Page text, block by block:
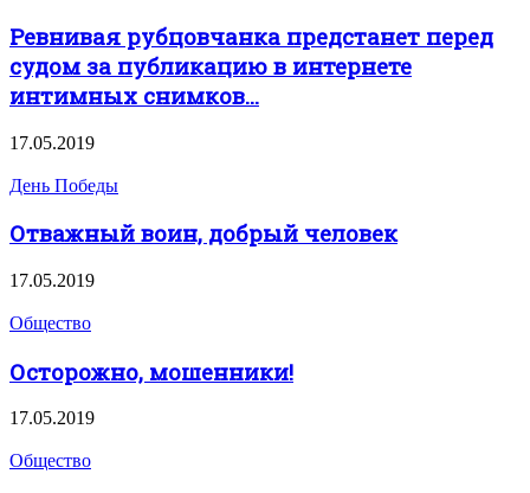
Ревнивая рубцовчанка предстанет перед
судом за публикацию в интернете
интимных снимков...
17.05.2019
День Победы
Отважный воин, добрый человек
17.05.2019
Общество
Осторожно, мошенники!
17.05.2019
Общество